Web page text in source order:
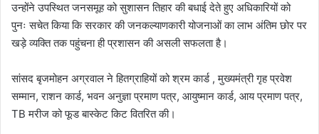
उन्होंने उपस्थित जनसमूह को सुशासन तिहार की बधाई देते हुए अधिकारियों को
पुनः सचेत किया कि सरकार की जनकल्याणकारी योजनाओं का लाभ अंतिम छोर पर
खड़े व्यक्ति तक पहुंचना ही प्रशासन की असली सफलता है।
सांसद बृजमोहन अग्रवाल ने हितग्राहियों को श्रम कार्ड , मुख्यमंत्री गृह प्रवेश
सम्मान, राशन कार्ड, भवन अनुज्ञा प्रमाण पत्र, आयुष्मान कार्ड, आय प्रमाण पत्र,
TB मरीज को फूड बास्केट किट वितरित की।